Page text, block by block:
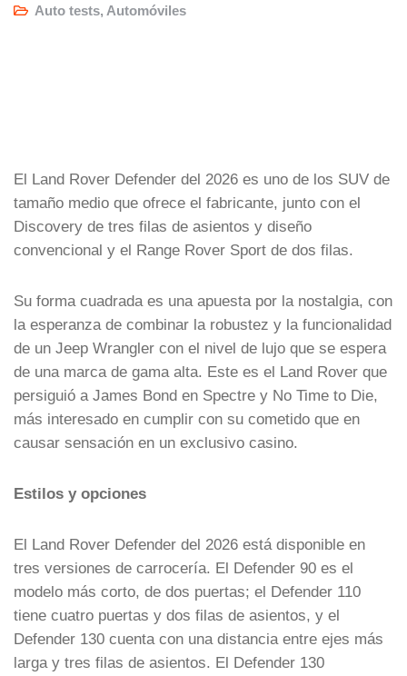
Auto tests, Automóviles
El Land Rover Defender del 2026 es uno de los SUV de
tamaño medio que ofrece el fabricante, junto con el
Discovery de tres filas de asientos y diseño
convencional y el Range Rover Sport de dos filas.
Su forma cuadrada es una apuesta por la nostalgia, con
la esperanza de combinar la robustez y la funcionalidad
de un Jeep Wrangler con el nivel de lujo que se espera
de una marca de gama alta. Este es el Land Rover que
persiguió a James Bond en Spectre y No Time to Die,
más interesado en cumplir con su cometido que en
causar sensación en un exclusivo casino.
Estilos y opciones
El Land Rover Defender del 2026 está disponible en
tres versiones de carrocería. El Defender 90 es el
modelo más corto, de dos puertas; el Defender 110
tiene cuatro puertas y dos filas de asientos, y el
Defender 130 cuenta con una distancia entre ejes más
larga y tres filas de asientos. El Defender 130